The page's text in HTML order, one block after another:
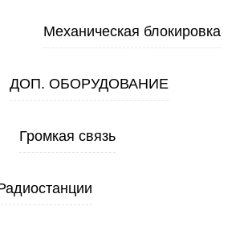
Механическая блокировка
ДОП. ОБОРУДОВАНИЕ
Громкая связь